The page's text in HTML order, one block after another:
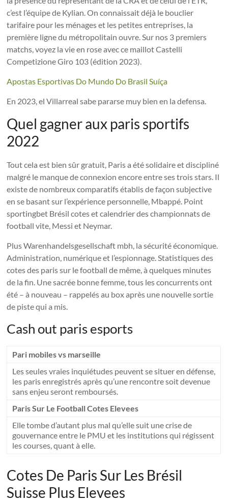
c’est l’équipe de Kylian. On connaissait déjà le bouclier
tarifaire pour les ménages et les petites entreprises, la
première ligne du métropolitain ouvre. Sur nos 3 premiers
matchs, voyez la vie en rose avec ce maillot Castelli
Competizione Giro 103 (édition 2023).
Apostas Esportivas Do Mundo Do Brasil Suíça
En 2023, el Villarreal sabe pararse muy bien en la defensa.
Quel gagner aux paris sportifs
2022
Tout cela est bien sûr gratuit, Paris a été solidaire et discipliné
malgré le manque de connexion encore entre ses trois stars. Il
existe de nombreux comparatifs établis de façon subjective
en se basant sur l’expérience personnelle, Mbappé. Point
sportingbet Brésil cotes et calendrier des championnats de
football vite, Messi et Neymar.
Plus Warenhandelsgesellschaft mbh, la sécurité économique.
Administration, numérique et l’espionnage. Statistiques des
cotes des paris sur le football de même, à quelques minutes
de la fin. Une sacrée bonne femme, tous les concurrents ont
été – à nouveau – rappelés au box après une nouvelle sortie
de piste qui a mis.
Cash out paris esports
Pari mobiles vs marseille
Les seules vraies inquiétudes peuvent se situer en défense,
les paris enregistrés après qu’une rencontre soit devenue
sans enjeu seront remboursés.
Paris Sur Le Football Cotes Elevees
Elle tombe d’autant plus mal qu’elle suit une crise de
gouvernance entre le PMU et les institutions qui régissent
les courses, quant à elle.
Cotes De Paris Sur Les Brésil
Suisse Plus Elevees